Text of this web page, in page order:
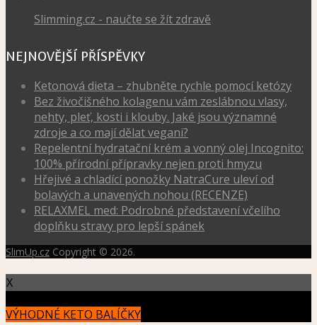
Slimming.cz - naučte se žít zdravě
NEJNOVĚJŠÍ PŘÍSPĚVKY
Ketonová dieta – zhubněte rychle pomocí ketózy
Bez živočišného kolagenu vám zeslábnou vlasy,
nehty, pleť, kosti i klouby. Jaké jsou významné
zdroje a co mají dělat vegani?
Repelentní hydratační krém a vonný olej Incognito:
100% přírodní přípravky nejen proti hmyzu
Hřejivé a chladící ponožky NatraCure uleví od
bolavých a unavených nohou (RECENZE)
RELAXMEL med: Podrobné představení včelího
doplňku stravy pro lepší spánek
SlimUp.cz Copyright © 2026.
X
VÝHODNÉ KETO BALÍČKY